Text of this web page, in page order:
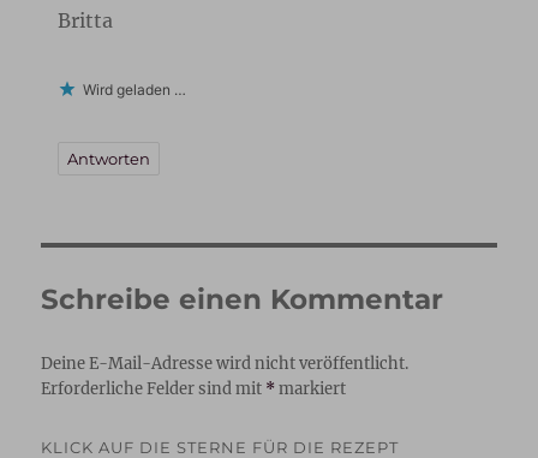
Britta
Wird geladen …
Antworten
Schreibe einen Kommentar
Deine E-Mail-Adresse wird nicht veröffentlicht.
Erforderliche Felder sind mit *markiert
KLICK AUF DIE STERNE FÜR DIE REZEPT